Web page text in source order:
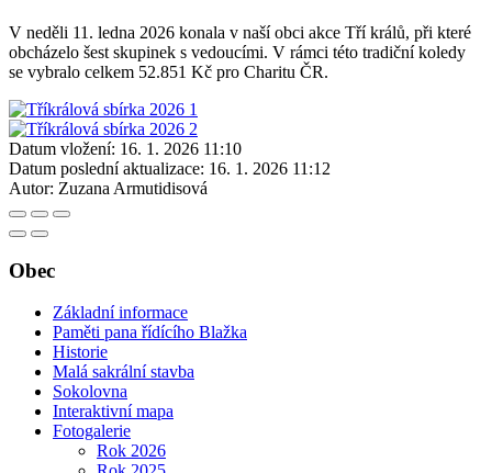
V neděli 11. ledna 2026 konala v naší obci akce Tří králů, při které
obcházelo šest skupinek s vedoucími. V rámci této tradiční koledy
se vybralo celkem 52.851 Kč pro Charitu ČR.
Datum vložení: 16. 1. 2026 11:10
Datum poslední aktualizace: 16. 1. 2026 11:12
Autor: Zuzana Armutidisová
Obec
Základní informace
Paměti pana řídícího Blažka
Historie
Malá sakrální stavba
Sokolovna
Interaktivní mapa
Fotogalerie
Rok 2026